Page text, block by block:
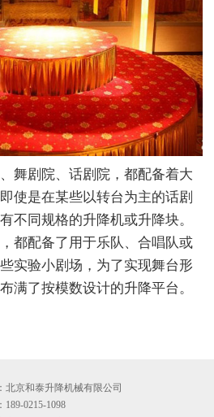
舞剧院、话剧院，都配备着大
使是在某些以转台为主的话剧
不同规格的升降机或升降块。
都配备了用于乐队、合唱队或
实验小剧场，为了实现舞台形
满了按模数设计的升降平台。
北京和泰升降机械有限公司
189-0215-1098